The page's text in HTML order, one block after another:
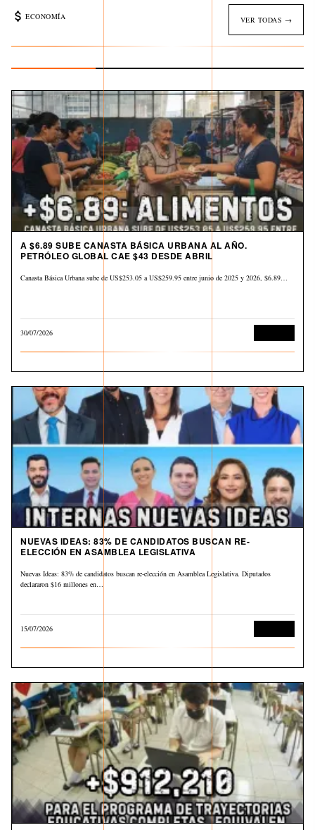
ECONOMÍA VER TODAS →
A $6.89 SUBE CANASTA BÁSICA URBANA AL AÑO.
PETRÓLEO GLOBAL CAE $43 DESDE ABRIL
Canasta Básica Urbana sube de US$253.05 a US$259.95 entre junio de 2025 y 2026, $6.89…
30/07/2026
NUEVAS IDEAS: 83% DE CANDIDATOS BUSCAN RE-
ELECCIÓN EN ASAMBLEA LEGISLATIVA
Nuevas Ideas: 83% de candidatos buscan re-elección en Asamblea Legislativa. Diputados
declararon $16 millones en…
15/07/2026